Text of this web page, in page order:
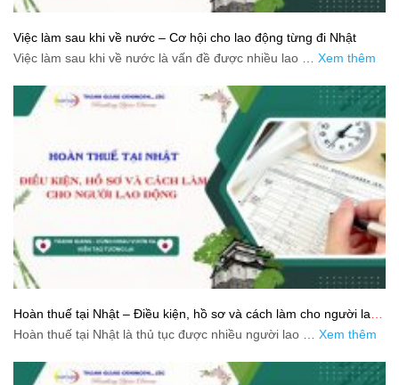
Việc làm sau khi về nước – Cơ hội cho lao động từng đi Nhật
Việc làm sau khi về nước là vấn đề được nhiều lao … Xem thêm
Hoàn thuế tại Nhật – Điều kiện, hồ sơ và cách làm cho người lao
động
Hoàn thuế tại Nhật là thủ tục được nhiều người lao … Xem thêm